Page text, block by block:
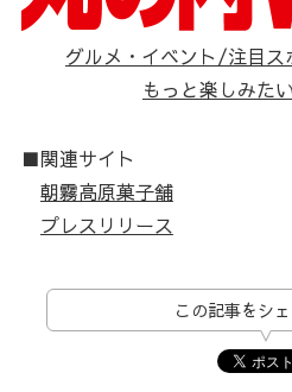
グルメ・イベント/注目
もっと楽しみた
■関連サイト
朝霧高原菓子舗
プレスリリース
この記事をシ